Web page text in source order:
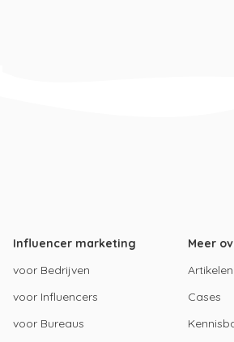
Influencer marketing
voor Bedrijven
voor Influencers
voor Bureaus
Meer
Artikelen
Cases